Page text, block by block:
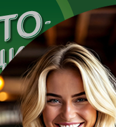
Made in the UK